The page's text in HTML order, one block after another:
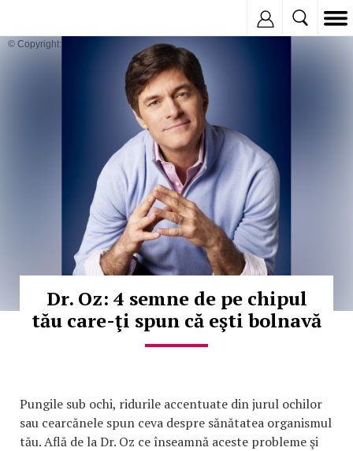
© Copyright:
Dr. Oz: 4 semne de pe chipul
tău care-ţi spun că eşti bolnavă
Pungile sub ochi, ridurile accentuate din jurul ochilor
sau cearcănele spun ceva despre sănătatea organismul
tău. Află de la Dr. Oz ce înseamnă aceste probleme şi